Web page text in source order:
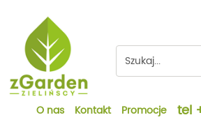
O nas Kontakt Promocje tel